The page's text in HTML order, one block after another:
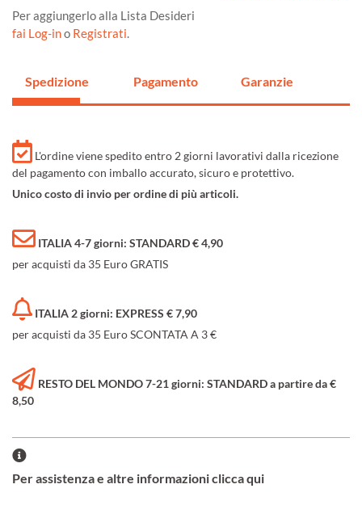
Per aggiungerlo alla Lista Desideri
fai Log-ino Registrati.
Spedizione Pagamento Garanzie
L'ordine viene spedito entro 2 giorni lavorativi dalla ricezione
del pagamento con imballo accurato, sicuro e protettivo.
Unico costo di invio per ordine di più articoli.
ITALIA 4-7 giorni: STANDARD € 4,90
per acquisti da 35 Euro GRATIS
ITALIA 2 giorni: EXPRESS € 7,90
per acquisti da 35 Euro SCONTATA A 3 €
RESTO DEL MONDO 7-21 giorni: STANDARD a partire da €
8,50
Per assistenza e altre informazioni clicca qui